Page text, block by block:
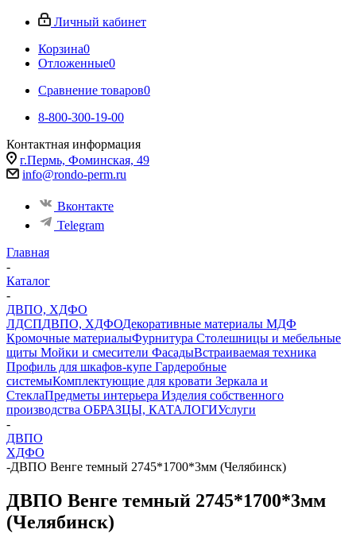
Личный кабинет
Корзина0
Отложенные0
Сравнение товаров0
8-800-300-19-00
Контактная информация
г.Пермь, Фоминская, 49
info@rondo-perm.ru
Вконтакте
Telegram
Главная
-
Каталог
-
ДВПО, ХДФО
ЛДСПДВПО, ХДФОДекоративные материалы МДФ
Кромочные материалыФурнитура Столешницы и мебельные
щиты Мойки и смесители ФасадыВстраиваемая техника
Профиль для шкафов-купе Гардеробные
системыКомплектующие для кровати Зеркала и
СтеклаПредметы интерьера Изделия собственного
производства ОБРАЗЦЫ, КАТАЛОГИУслуги
-
ДВПО
ХДФО
-ДВПО Венге темный 2745*1700*3мм (Челябинск)
ДВПО Венге темный 2745*1700*3мм
(Челябинск)